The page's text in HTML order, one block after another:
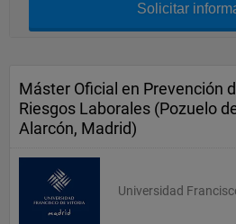
Solicitar
Máster Oficial en Prevención
Riesgos Laborales (Pozuelo
Alarcón, Madrid)
Universidad